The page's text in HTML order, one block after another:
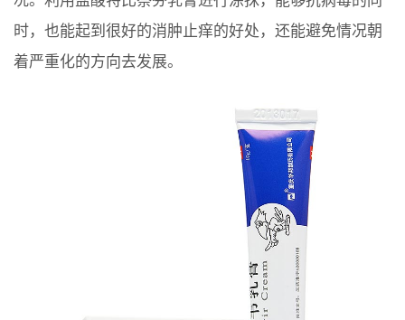
时，也能起到很好的消肿止痒的好处，还能避免情况朝
着严重化的方向去发展。